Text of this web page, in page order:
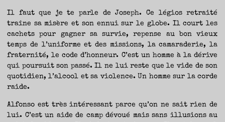
Il faut que je te parle de Joseph. Ce légios retraité
traîne sa misère et son ennui sur le globe. Il court les
cachets pour gagner sa survie, repense au bon vieux
temps de l’uniforme et des missions, la camaraderie, la
fraternité, le code d’honneur. C’est un homme à la dérive
qui poursuit son passé. Il ne lui reste que le vide de son
quotidien, l’alcool et sa violence. Un homme sur la corde
raide.
Alfonso est très intéressant parce qu’on ne sait rien de
lui. C’est un aide de camp dévoué mais sans illusions au